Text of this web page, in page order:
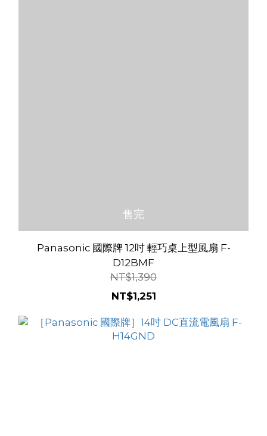
售完
Panasonic 國際牌 12吋 輕巧桌上型風扇 F-
D12BMF
NT$1,390
NT$1,251